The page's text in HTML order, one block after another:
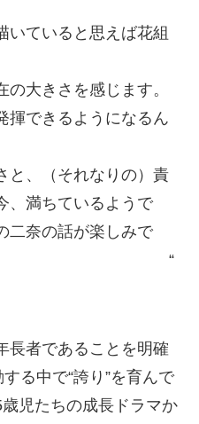
いていると思えば花組
大きさを感じます。
揮できるようになるん
と、（それなりの）責
、満ちているようで
二奈の話が楽しみで
“
長者であることを明確
る中で“誇り”を育んで
児たちの成長ドラマか